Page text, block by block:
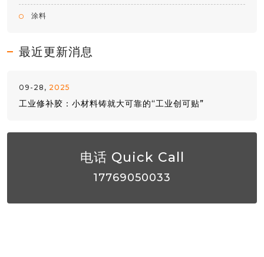
涂料
最近更新消息
09-28, 2025
工业修补胶：小材料铸就大可靠的“工业创可贴”
电话 Quick Call
17769050033